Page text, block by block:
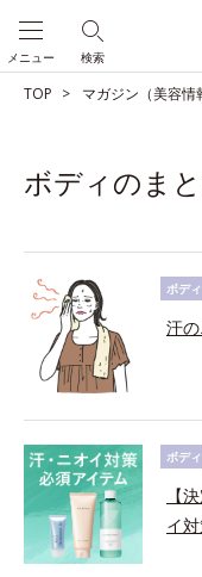
検索
メニュー
TOP マガジン（美容情
ボディのま
ボディ
汗
ボディ
【
イ